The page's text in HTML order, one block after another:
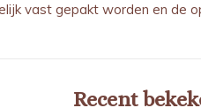
vast gepakt worden en de
Recent